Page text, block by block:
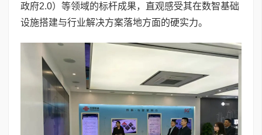
政府2.0）等领域的标杆成果，直观感受其在数智基础
设施搭建与行业解决方案落地方面的硬实力。